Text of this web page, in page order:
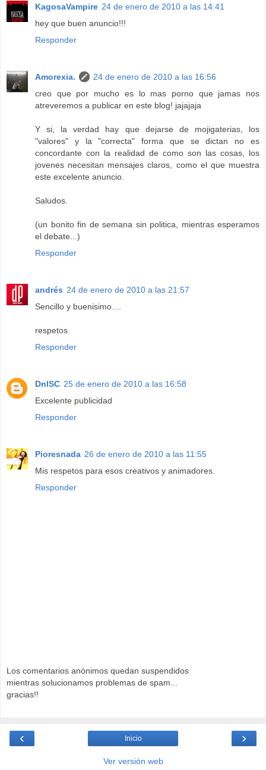
KagosaVampire 24 de enero de 2010 a las 14:41
hey que buen anuncio!!!
Responder
Amorexia.
24 de enero de 2010 a las 16:56
creo que por mucho es lo mas porno que jamas nos
atreveremos a publicar en este blog! jajajaja
Y si, la verdad hay que dejarse de mojigaterias, los
"valores" y la "correcta" forma que se dictan no es
concordante con la realidad de como son las cosas, los
jovenes necesitan mensajes claros, como el que muestra
este excelente anuncio.
Saludos.
(un bonito fin de semana sin politica, mientras esperamos
el debate...)
Responder
andrés 24 de enero de 2010 a las 21:57
Sencillo y buenisimo....
respetos
Responder
DnlSC 25 de enero de 2010 a las 16:58
Excelente publicidad
Responder
Pioresnada 26 de enero de 2010 a las 11:55
Mis respetos para esos creativos y animadores.
Responder
Los comentarios anónimos quedan suspendidos
mientras solucionamos problemas de spam...
gracias!!
‹ ›
Inicio
Ver versión web